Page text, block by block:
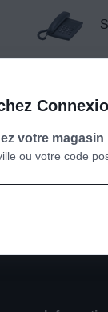
votre magasin
ou votre code